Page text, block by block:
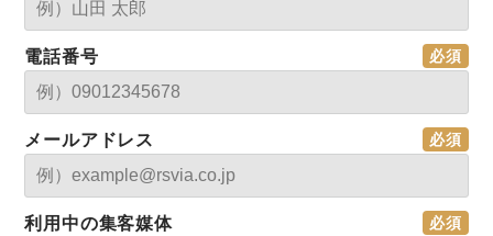
電話番号
メールアドレス
利用中の集客媒体